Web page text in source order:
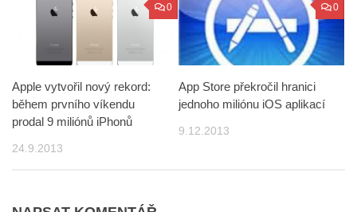
0
Apple vytvořil nový rekord:
během prvního víkendu
prodal 9 miliónů iPhonů
24.9.2013
0
App Store překročil hranici
jednoho miliónu iOS aplikací
9.12.2013